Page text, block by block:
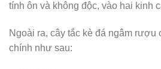
tính ôn và không độc, vào hai kinh
Ngoài ra, cây tắc kè đá ngâm rượu
chính như sau: